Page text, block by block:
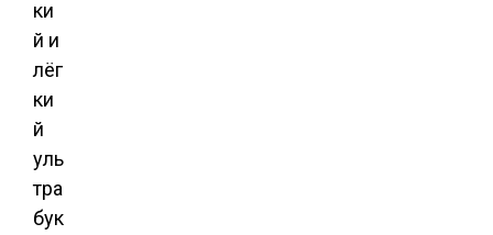
ки
й и
лёг
ки
й
уль
тра
бук